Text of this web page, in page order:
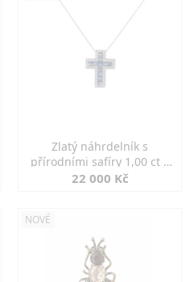
Zlatý náhrdelník s
přírodními safíry 1,00 ct a
diamanty
22 000 Kč
NOVÉ